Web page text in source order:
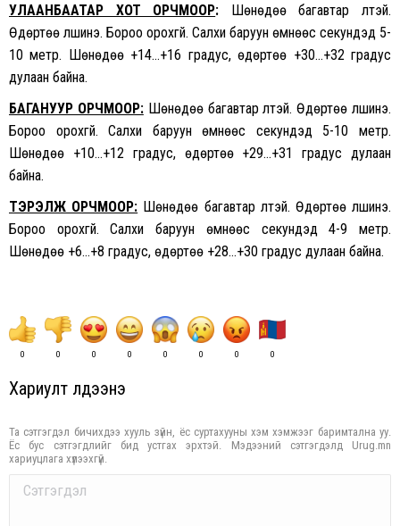
УЛААНБААТАР ХОТ ОРЧМООР: Шөнөдөө багавтар үүлтэй.
Өдөртөө үүлшинэ. Бороо орохгүй. Салхи баруун өмнөөс секундэд 5-
10 метр. Шөнөдөө +14…+16 градус, өдөртөө +30…+32 градус
дулаан байна.
БАГАНУУР ОРЧМООР: Шөнөдөө багавтар үүлтэй. Өдөртөө үүлшинэ.
Бороо орохгүй. Салхи баруун өмнөөс секундэд 5-10 метр.
Шөнөдөө +10…+12 градус, өдөртөө +29…+31 градус дулаан
байна.
ТЭРЭЛЖ ОРЧМООР: Шөнөдөө багавтар үүлтэй. Өдөртөө үүлшинэ.
Бороо орохгүй. Салхи баруун өмнөөс секундэд 4-9 метр.
Шөнөдөө +6…+8 градус, өдөртөө +28…+30 градус дулаан байна.
0 0 0 0 0 0 0 0
Хариулт үлдээнэ үү
Та сэтгэгдэл бичихдээ хууль зүйн, ёс суртахууны хэм хэмжээг баримтална уу.
Ёс бус сэтгэгдлийг бид устгах эрхтэй. Мэдээний сэтгэгдэлд Urug.mn
хариуцлага хүлээхгүй.
Comment